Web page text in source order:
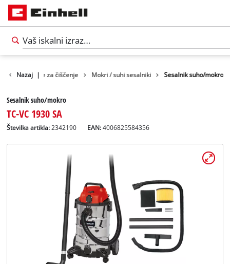
Slovenščina
Nazaj |
Naprave za čiščenje Mokri / suhi sesalniki Sesalnik suho/mokro
Sesalnik suho/mokro
TC-VC 1930 SA
Številka artikla: 2342190 EAN:4006825584356